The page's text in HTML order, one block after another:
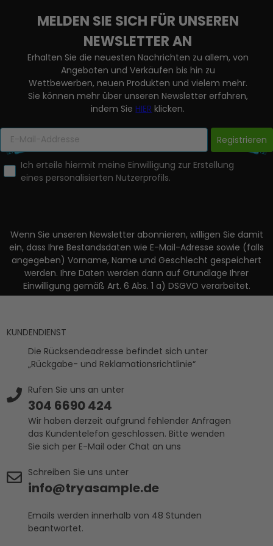
MELDEN SIE SICH FÜR UNSEREN
NEWSLETTER AN
Erhalten Sie die neuesten Nachrichten zu allem, von
Angeboten und Verkäufen bis hin zu
Wettbewerben, neuen Produkten und vielem mehr.
Sie können mehr über unseren Newsletter erfahren,
indem SieHIER klicken.
Registrieren
Ich erteile hiermit meine Einwilligung zur Erstellung
eines personalisierten Nutzerprofils.
Wenn Sie unseren Newsletter abonnieren, willigen Sie damit
ein, dass Ihre Bestandsdaten wie E-Mail-Adresse sowie (falls
angegeben) Vorname, Name und Geschlecht gespeichert
werden. Ihre Daten werden dann auf Grundlage Ihrer
Einwilligung gemäß Art. 6 Abs. 1 a) DSGVO verarbeitet.
KUNDENDIENST
Die Rücksendeadresse befindet sich unter
„Rückgabe- und Reklamationsrichtlinie“
Rufen Sie uns an unter
304 6690 424
Wir haben derzeit aufgrund fehlender Anfragen
das Kundentelefon geschlossen. Bitte wenden
Sie sich per E-Mail oder Chat an uns
Schreiben Sie uns unter
info@tryasample.de
Emails werden innerhalb von 48 Stunden
beantwortet.